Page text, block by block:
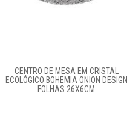
61
996588122
CENTRO DE MESA EM CRISTAL
ECOLÓGICO BOHEMIA ONION DESIGN
FOLHAS 26X6CM